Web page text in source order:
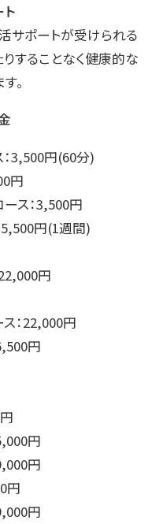
サポートが受けられる
することなく健康的な
。
3,500円(60分)
円
：3,500円
円(1週間)
円
22,000円
円
円
円
円